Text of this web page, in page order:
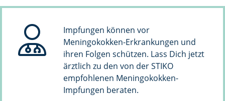
Impfungen können vor
Meningokokken-Erkrankungen und
ihren Folgen schützen. Lass Dich jetzt
ärztlich zu den von der STIKO
empfohlenen Meningokokken-
Impfungen beraten.